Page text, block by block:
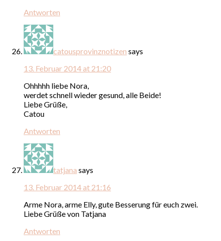
Antworten
catousprovinznotizen says
13. Februar 2014 at 21:20
Ohhhhh liebe Nora,
werdet schnell wieder gesund, alle Beide!
Liebe Grüße,
Catou
Antworten
tatjana says
13. Februar 2014 at 21:16
Arme Nora, arme Elly, gute Besserung für euch zwei.
Liebe Grüße von Tatjana
Antworten